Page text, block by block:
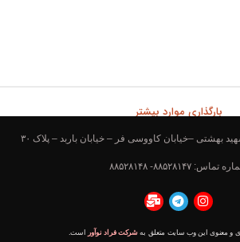
بارگذاری موارد بیشتر
بهشتی –خیابان کاووسی فر – خیابان باربد – پلاک ۳۰
تماس: ۸۸۵۲۸۱۴۷- ۸۸۵۲۸۱۴۸
و معنوی این وب سایت متعلق بهشرکت فراد نوآور است.